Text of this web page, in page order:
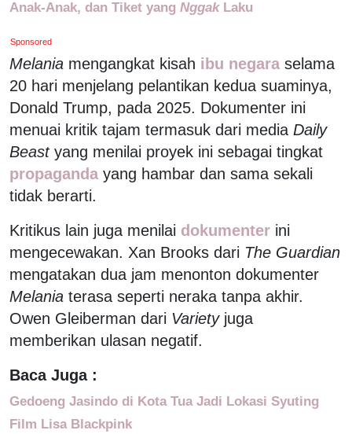
Anak-Anak, dan Tiket yang NggakLaku
Sponsored
Melania mengangkat kisah ibu negara selama
20 hari menjelang pelantikan kedua suaminya,
Donald Trump, pada 2025. Dokumenter ini
menuai kritik tajam termasuk dari media Daily
Beastyang menilai proyek ini sebagai tingkat
propaganda yang hambar dan sama sekali
tidak berarti.
Kritikus lain juga menilai dokumenter ini
mengecewakan. Xan Brooks dari The Guardian
mengatakan dua jam menonton dokumenter
Melania terasa seperti neraka tanpa akhir.
Owen Gleiberman dari Varietyjuga
memberikan ulasan negatif.
Baca Juga :
Gedoeng Jasindo di Kota Tua Jadi Lokasi Syuting
Film Lisa Blackpink